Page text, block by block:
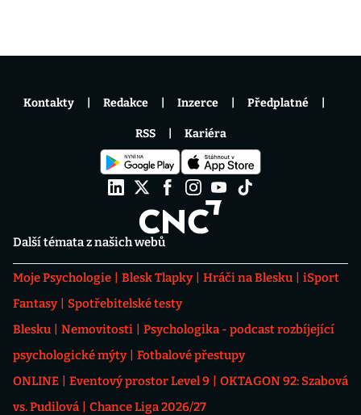
Další témata z našich webů
Moje Psychologie Blesk Tlapky Hráči na Blesku
iSport
Fantasy
Spotřebitelské testy
Blesku
Nemovitosti
Psychologika - podcast rozbíjející
psychologické mýty
Fotbalové přestupy
ONLINE
Eventový prostor Level 9
OKTAGON 92: Szabová
vs. Pudilová
Chance Liga 2026/27
Kontakty Redakce Inzerce Předplatné
RSS Kariéra